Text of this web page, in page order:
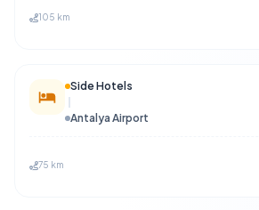
105 km
Side Hotels
Antalya Airport
75 km